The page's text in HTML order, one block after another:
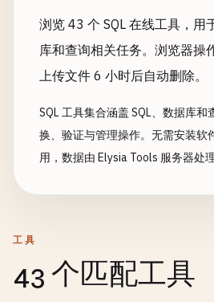
浏览 43 个 SQL 在线工具，用
库和查询相关任务。浏览器操
上传文件 6 小时后自动删除。
SQL 工具集合涵盖 SQL、数据库
换、验证与管理操作。无需安装软
用，数据由 Elysia Tools 服务器处理
工具
43 个匹配工具